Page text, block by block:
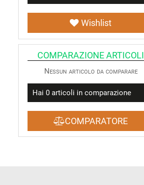
Wishlist
COMPARAZIONE ARTICOLI
Nessun articolo da comparare
Hai 0 articoli in comparazione
COMPARATORE